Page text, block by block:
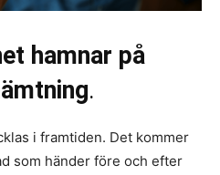
hamnar på
.
i framtiden. Det kommer
som händer före och efter